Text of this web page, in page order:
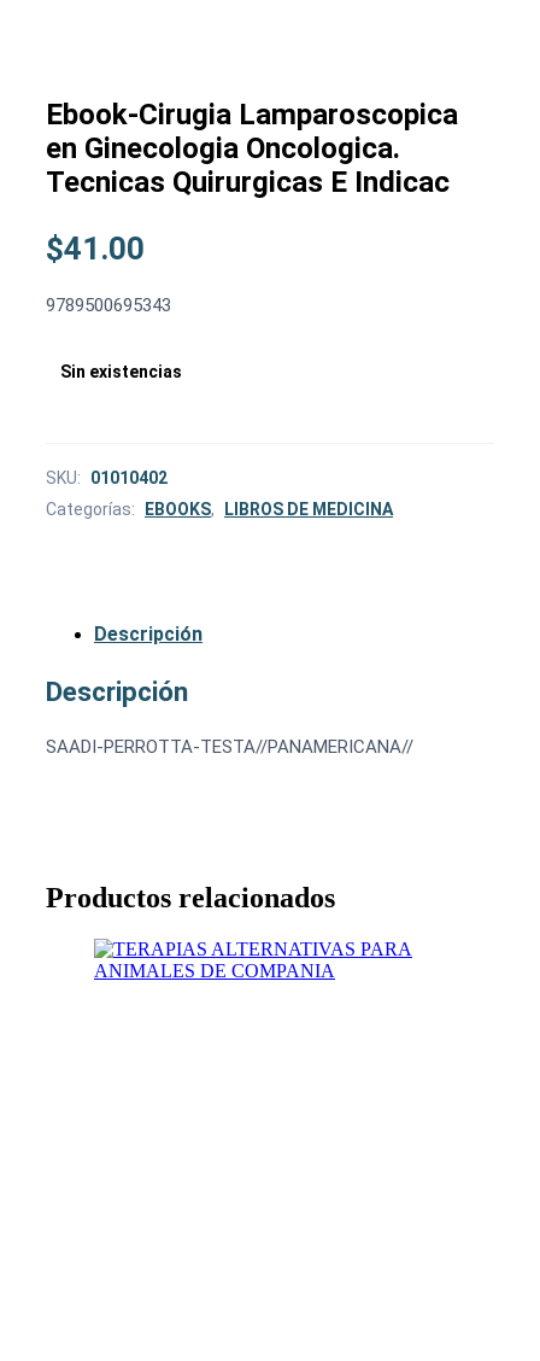
Ebook-Cirugia Lamparoscopica
en Ginecologia Oncologica.
Tecnicas Quirurgicas E Indicac
$41.00
9789500695343
Sin existencias
SKU:
01010402
Categorías:
EBOOKS, LIBROS DE MEDICINA
Descripción
Descripción
SAADI-PERROTTA-TESTA//PANAMERICANA//
Productos relacionados